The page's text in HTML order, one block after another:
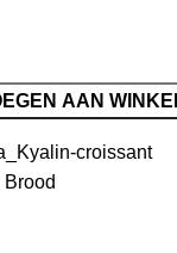
AAN
croissant
Brood